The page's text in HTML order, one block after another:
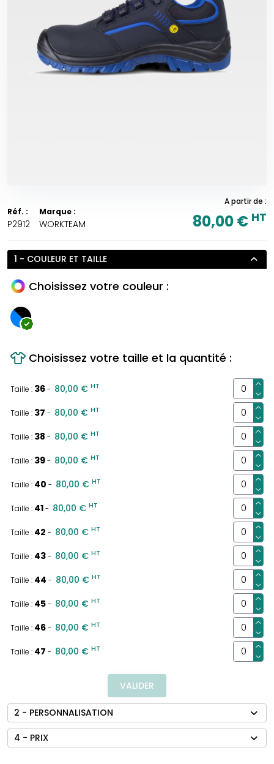
Réf. :
P2912
Marque :
WORKTEAM
A partir de :
80,00 € HT
1 - COULEUR ET TAILLE
Choisissez votre couleur :
Choisissez votre taille et la quantité :
Taille : 36- 80,00 € HT
Taille : 37 - 80,00 € HT
Taille : 38 - 80,00 € HT
Taille : 39- 80,00 € HT
Taille : 40 - 80,00 € HT
Taille : 41- 80,00 € HT
Taille : 42 - 80,00 € HT
Taille : 43- 80,00 € HT
Taille : 44 - 80,00 € HT
Taille : 45- 80,00 € HT
Taille : 46- 80,00 € HT
Taille : 47 - 80,00 € HT
VALIDER
2 - PERSONNALISATION
4 - PRIX